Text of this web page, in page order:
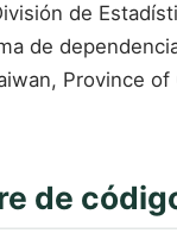
de
de
Province
de